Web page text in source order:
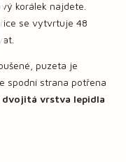
korálek najdete.
se vytvrtuje 48
puzeta je
spodní strana potřena
dvojitá vrstva lepidla